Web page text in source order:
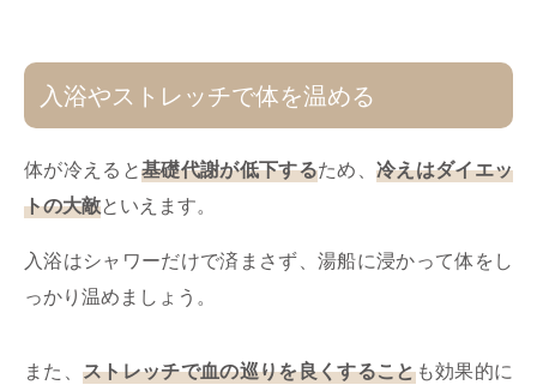
入浴やストレッチで体を温める
体が冷えると基礎代謝が低下するため、 冷えはダイエッ
トの大敵といえます。
入浴はシャワーだけで済まさず、湯船に浸かって体をし
っかり温めましょう。
また、 ストレッチで血の巡りを良くすることも効果的に